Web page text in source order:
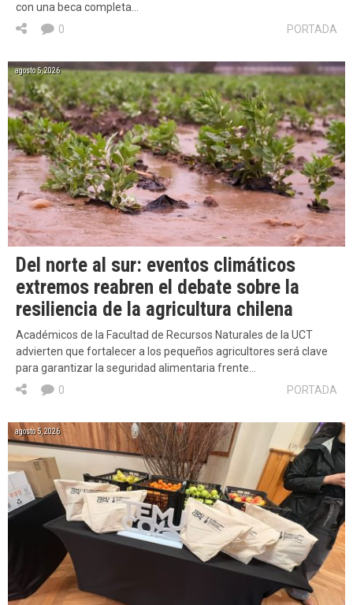
con una beca completa…
PORTADA
0
agosto 5, 2026
Del norte al sur: eventos climáticos
extremos reabren el debate sobre la
resiliencia de la agricultura chilena
Académicos de la Facultad de Recursos Naturales de la UCT
advierten que fortalecer a los pequeños agricultores será clave
para garantizar la seguridad alimentaria frente…
PORTADA
0
agosto 5, 2026